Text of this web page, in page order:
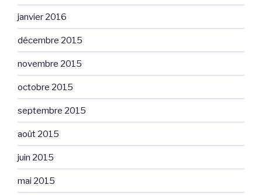
janvier 2016
décembre 2015
novembre 2015
octobre 2015
septembre 2015
août 2015
juin 2015
mai 2015